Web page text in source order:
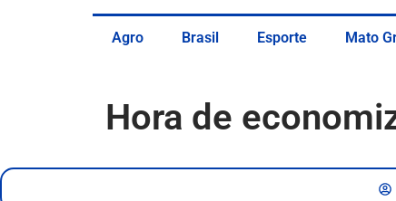
Agro Brasil Esporte Mato
Hora de